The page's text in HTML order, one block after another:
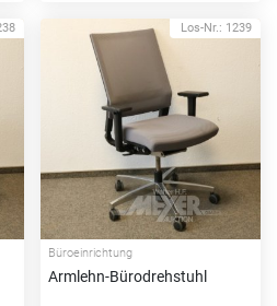
Los-Nr.: 1239
Büroeinrichtung
Armlehn-Bürodrehstuhl